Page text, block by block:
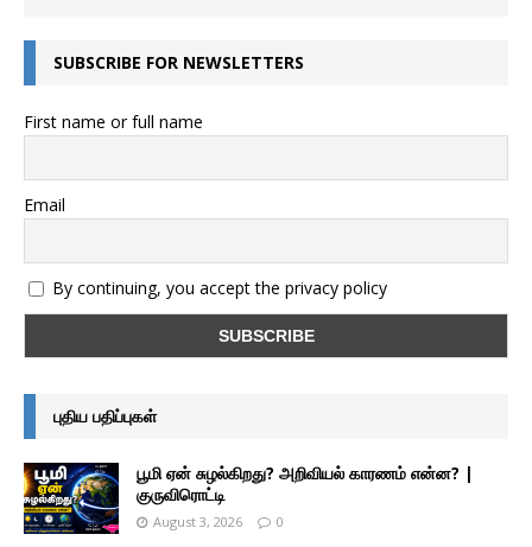
SUBSCRIBE FOR NEWSLETTERS
First name or full name
Email
By continuing, you accept the privacy policy
புதிய பதிப்புகள்
பூமி ஏன் சுழல்கிறது? அறிவியல் காரணம் என்ன? |
குருவிரொட்டி
August 3, 2026 0